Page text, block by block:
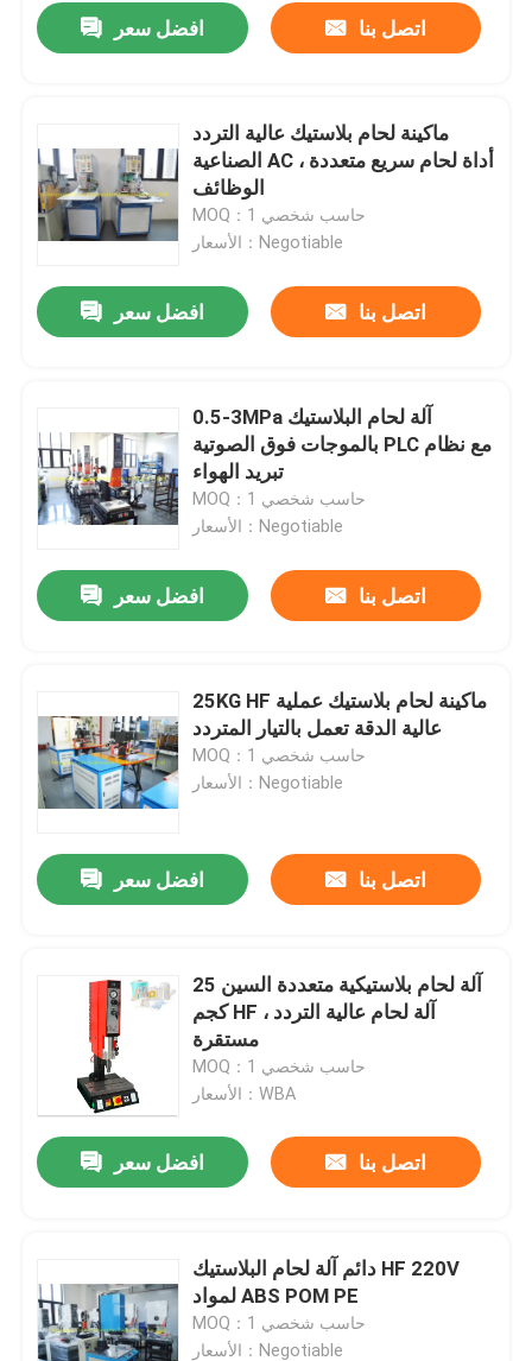
افضل سعر اتصل بنا
ماكينة لحام بلاستيك عالية التردد
الصناعية AC ، أداة لحام سريع متعددة
الوظائف
MOQ：حاسب شخصي 1
الأسعار：Negotiable
افضل سعر اتصل بنا
0.5-3MPa آلة لحام البلاستيك
بالموجات فوق الصوتية PLC مع نظام
تبريد الهواء
MOQ：حاسب شخصي 1
الأسعار：Negotiable
افضل سعر اتصل بنا
25KG HF ماكينة لحام بلاستيك عملية
عالية الدقة تعمل بالتيار المتردد
MOQ：حاسب شخصي 1
الأسعار：Negotiable
افضل سعر اتصل بنا
آلة لحام بلاستيكية متعددة السين 25
كجم HF ، آلة لحام عالية التردد
مستقرة
MOQ：حاسب شخصي 1
الأسعار：WBA
افضل سعر اتصل بنا
دائم آلة لحام البلاستيك HF 220V
لمواد ABS POM PE
MOQ：حاسب شخصي 1
الأسعار：Negotiable